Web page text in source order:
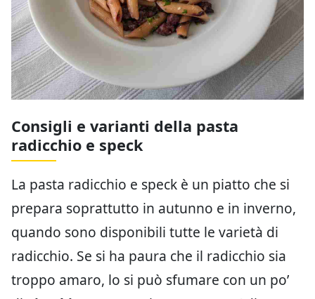
Consigli e varianti della pasta
radicchio e speck
La pasta radicchio e speck è un piatto che si
prepara soprattutto in autunno e in inverno,
quando sono disponibili tutte le varietà di
radicchio. Se si ha paura che il radicchio sia
troppo amaro, lo si può sfumare con un po’